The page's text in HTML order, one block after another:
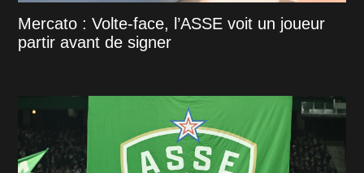
Mercato : Volte-face, l’ASSE voit un joueur
partir avant de signer